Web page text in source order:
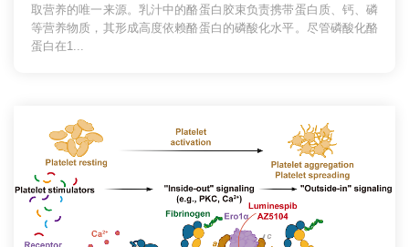
取营养的唯一来源。乳汁中的酪蛋白胶束负责携带蛋白质、钙、磷
等营养物质，其形成高度依赖酪蛋白的磷酸化水平。尽管磷酸化酪
蛋白在1...